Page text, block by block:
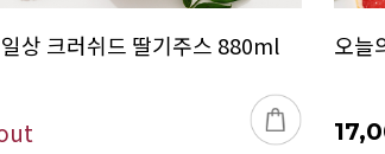
상 크러쉬드 딸기주스 880ml 오늘